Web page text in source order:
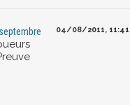
04/08/2011, 11:41